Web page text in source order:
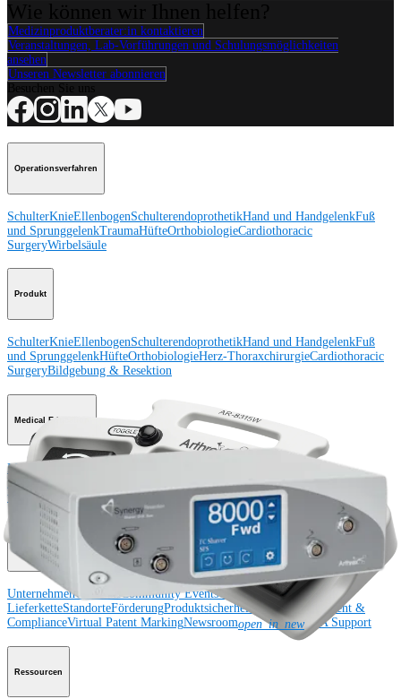
Medizinproduktberater:in kontaktieren
Veranstaltungen, Lab-Vorführungen und Schulungsmöglichkeiten
ansehen
Unseren Newsletter abonnieren
Operationsverfahren
SchulterKnieEllenbogenSchulterendoprothetikHand und HandgelenkFuß
und SprunggelenkTraumaHüfteOrthobiologieCardiothoracic
SurgeryWirbelsäule
Produkt
SchulterKnieEllenbogenSchulterendoprothetikHand und HandgelenkFuß
und SprunggelenkHüfteOrthobiologieHerz-ThoraxchirurgieCardiothoracic
SurgeryBildgebung & Resektion
Medical Education
Medical Education
Lehrgänge
Unser klinisches Personal stellt sich
vor
OrthoPedia
Unternehmen
UnternehmenÜber uns Community EventsGlobale Offenlegung der
LieferketteStandorteFörderungProduktsicherheitRisikomanagement &
ComplianceVirtual Patent MarkingNewsroomopen_in_newSBA Support
Ressourcen